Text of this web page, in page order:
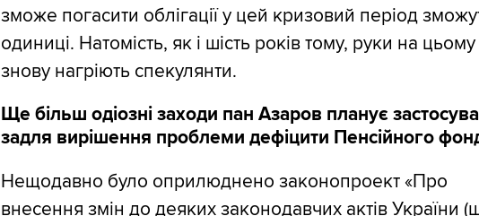
зможе погасити облігації у цей кризовий період
одиниці. Натомість, як і шість років тому, руки на цьому
знову нагріють спекулянти.
Ще більш одіозні заходи пан Азаров планує
задля вирішення проблеми дефіцити Пенсійного
Нещодавно було оприлюднено законопроект «Про
внесення змін до деяких законодавчих актів України